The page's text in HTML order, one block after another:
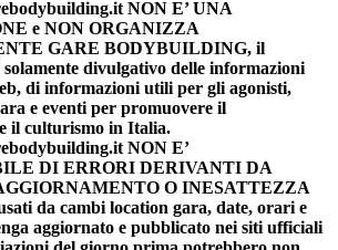
NON E’ UNA
e NON ORGANIZZA
GARE BODYBUILDING, il
solamente divulgativo delle informazioni
di informazioni utili per gli agonisti,
e eventi per promuovere il
il culturismo in Italia.
NON E’
DI ERRORI DERIVANTI DA
O INESATTEZZA
da cambi location gara, date, orari e
aggiornato e pubblicato nei siti ufficiali